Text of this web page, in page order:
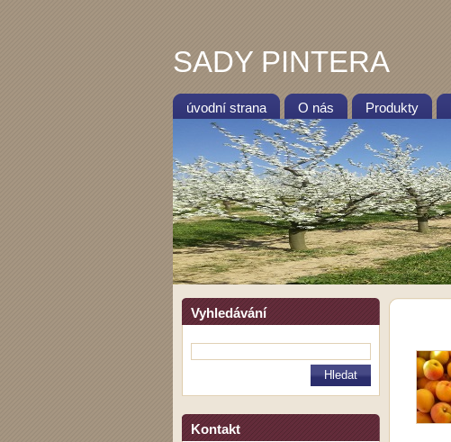
SADY PINTERA
úvodní strana O nás Produkty
Vyhledávání
Kontakt